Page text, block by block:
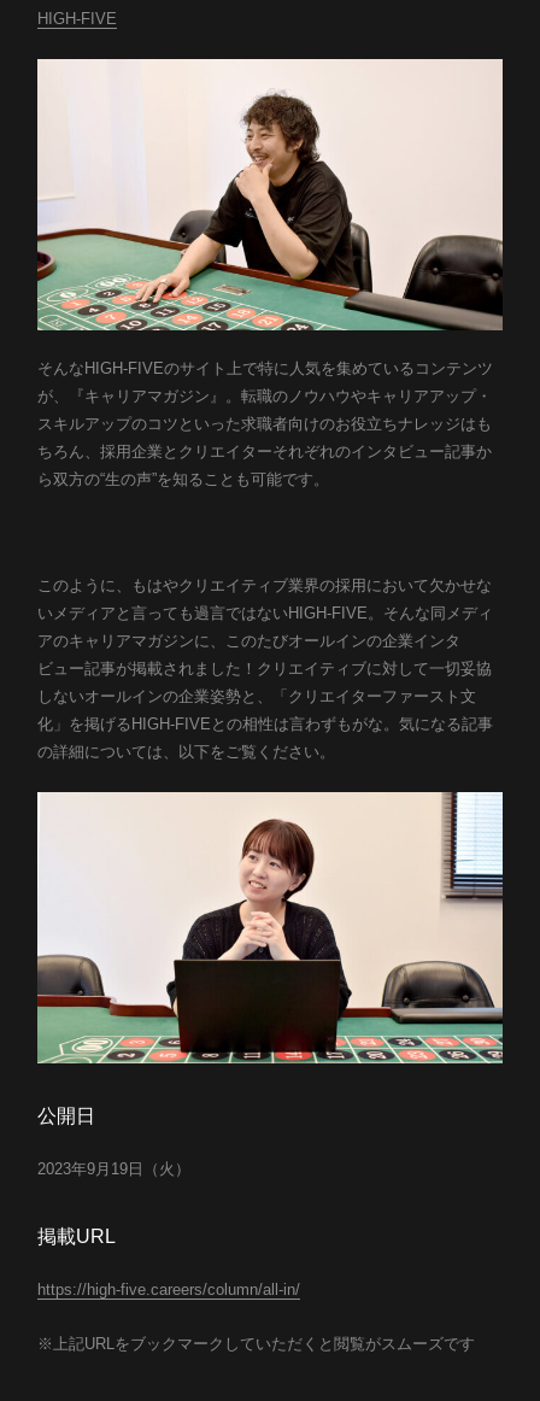
Introduction
Story
プロジェクトストーリー
Culture
Job list
募集職種
Entry
ニュース
Blog
資料ダウンロード お問い合わせ
HIGH-FIVE
そんなHIGH-FIVEのサイト上で特に人気を集めているコンテンツ
が、『キャリアマガジン』。転職のノウハウやキャリアアップ・
スキルアップのコツといった求職者向けのお役立ちナレッジはも
ちろん、採用企業とクリエイターそれぞれのインタビュー記事か
ら双方の“生の声”を知ることも可能です。
このように、もはやクリエイティブ業界の採用において欠かせな
いメディアと言っても過言ではないHIGH-FIVE。そんな同メディ
アのキャリアマガジンに、このたびオールインの企業インタ
ビュー記事が掲載されました！クリエイティブに対して一切妥協
しないオールインの企業姿勢と、「クリエイターファースト文
化」を掲げるHIGH-FIVEとの相性は言わずもがな。気になる記事
の詳細については、以下をご覧ください。
公開日
2023年9月19日（火）
掲載URL
https://high-five.careers/column/all-in/
※上記URLをブックマークしていただくと閲覧がスムーズです